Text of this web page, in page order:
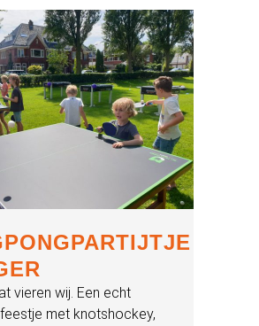
vieren wij. Een echt
met knotshockey,